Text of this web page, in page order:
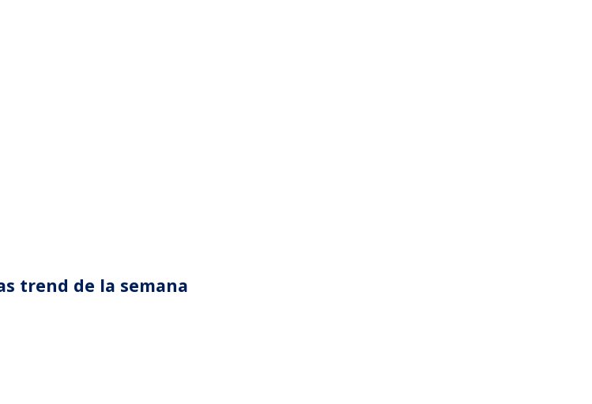
trend de la semana